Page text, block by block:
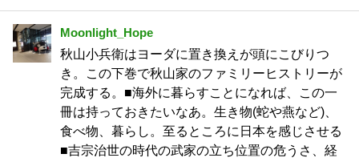
Moonlight_Hope
秋山小兵衛はヨーダに置き換えが頭にこびりつ
き。この下巻で秋山家のファミリーヒストリーが
完成する。■海外に暮らすことになれば、この一
冊は持っておきたいなあ。生き物(蛇や燕など)、
食べ物、暮らし。至るところに日本を感じさせる
■吉宗治世の時代の武家の立ち位置の危うさ、経